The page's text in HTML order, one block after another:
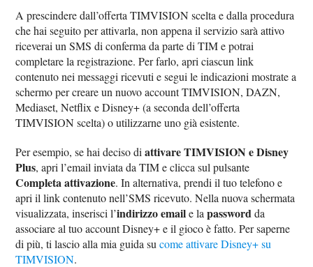
A prescindere dall’offerta TIMVISION scelta e dalla procedura
che hai seguito per attivarla, non appena il servizio sarà attivo
riceverai un SMS di conferma da parte di TIM e potrai
completare la registrazione. Per farlo, apri ciascun link
contenuto nei messaggi ricevuti e segui le indicazioni mostrate a
schermo per creare un nuovo account TIMVISION, DAZN,
Mediaset, Netflix e Disney+ (a seconda dell’offerta
TIMVISION scelta) o utilizzarne uno già esistente.
Per esempio, se hai deciso diattivare TIMVISION e Disney
Plus, apri l’email inviata da TIM e clicca sul pulsante
Completa attivazione. In alternativa, prendi il tuo telefono e
apri il link contenuto nell’SMS ricevuto. Nella nuova schermata
visualizzata, inserisci l’indirizzo emaile lapasswordda
associare al tuo account Disney+ e il gioco è fatto. Per saperne
di più, ti lascio alla mia guida sucome attivare Disney+ su
TIMVISION.